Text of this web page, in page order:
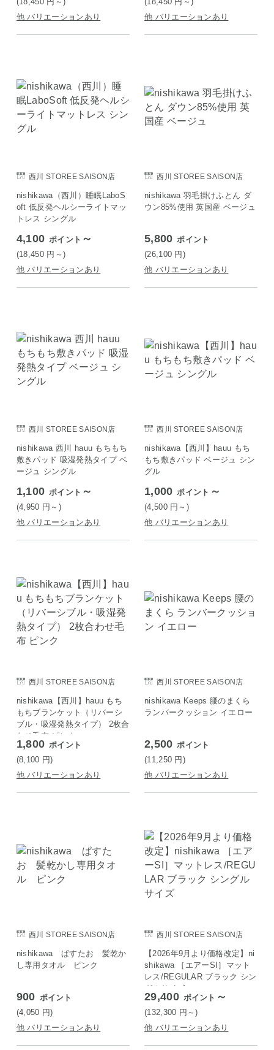
他 バリエーションあり
他 バリエーションあり
西川 STOREE SAISON店
nishikawa（西川）睡眠LaboS
oft 低反発ヘルシーライトマッ
トレス シングル
4,100 ポイント ～
(18,450 円 ～)
他 バリエーションあり
西川 STOREE SAISON店
nishikawa 羽毛掛けふとん ダ
ウン85%使用 英国産 ベージュ
5,800 ポイント
(26,100 円 )
他 バリエーションあり
西川 STOREE SAISON店
nishikawa 西川 hauu もちもち
敷きパッド 吸湿発熱タイプ ベ
ージュ シングル
1,100 ポイント ～
(4,950 円 ～)
他 バリエーションあり
西川 STOREE SAISON店
nishikawa【西川】hauu もち
もち敷きパッド ベージュ シン
グル
1,000 ポイント ～
(4,500 円 ～)
他 バリエーションあり
西川 STOREE SAISON店
nishikawa【西川】hauu もち
もちブランケット（リバーシ
ブル・吸湿発熱タイプ） 2枚合
わせ毛布 ピンク
1,800 ポイント
(8,100 円)
他 バリエーションあり
西川 STOREE SAISON店
nishikawa Keeps 腰のまくら
ランバークッション イエロー
2,500 ポイント
(11,250 円 )
他 バリエーションあり
西川 STOREE SAISON店
nishikawa ぱすたお 髪乾か
し専用タオル ピンク
900 ポイント
(4,050 円)
他 バリエーションあり
西川 STOREE SAISON店
【2026年9月より価格改定】ni
shikawa ［エアーSI］マット
レス/REGULAR ブラック シン
グルサイズ
29,400 ポイント ～
(132,300 円 ～)
他 バリエーションあり